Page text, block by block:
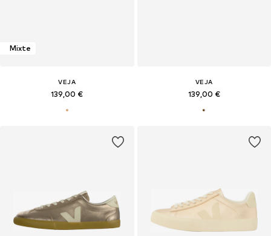
Mixte
VEJA
139,00 €
VEJA
139,00 €